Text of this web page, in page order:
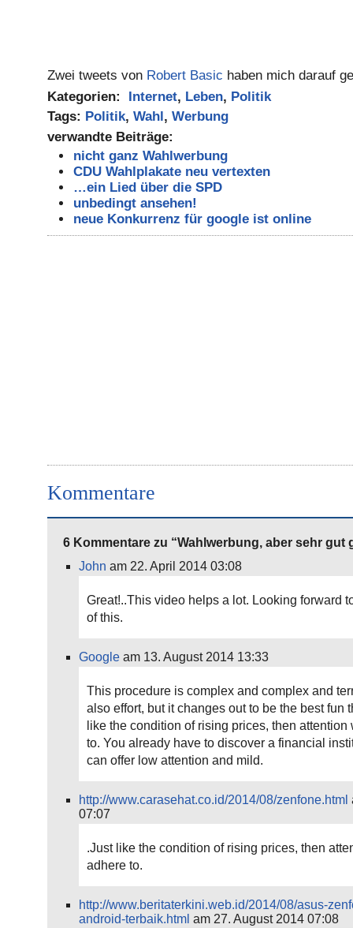
Zwei tweets von Robert Basic haben mich darauf
Kategorien: Internet, Leben, Politik
Tags: Politik, Wahl, Werbung
verwandte Beiträge:
nicht ganz Wahlwerbung
CDU Wahlplakate neu vertexten
…ein Lied über die SPD
unbedingt ansehen!
neue Konkurrenz für google ist online
Kommentare
6 Kommentare zu “Wahlwerbung, aber sehr gut
John am 22. April 2014 03:08
Great!..This video helps a lot. Looking forward
of this.
Google am 13. August 2014 13:33
This procedure is complex and complex and
also effort, but it changes out to be the best fun
like the condition of rising prices, then attention
to. You already have to discover a financial
can offer low attention and mild.
http://www.carasehat.co.id/2014/08/zenfone.html
07:07
.Just like the condition of rising prices, then
adhere to.
http://www.beritaterkini.web.id/2014/08/asus-
android-terbaik.html am 27. August 2014 07:08